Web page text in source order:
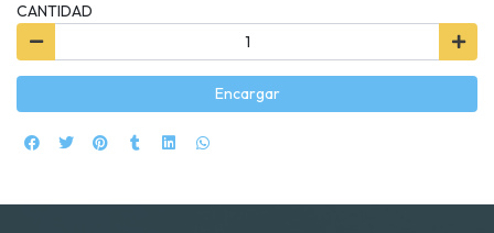
CANTIDAD
Encargar